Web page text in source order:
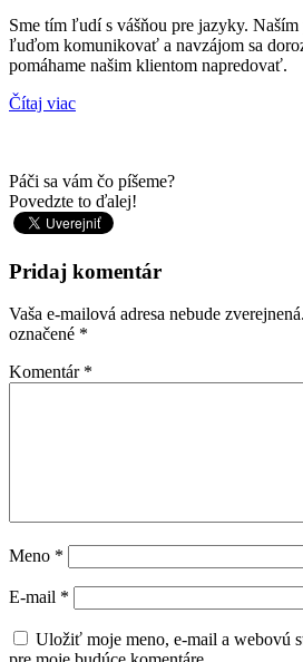
Sme tím ľudí s vášňou pre jazyky.
ľuďom komunikovať a navzájom sa
pomáhame našim klientom napredovať.
Čítaj viac
Páči sa vám čo píšeme?
Povedzte to ďalej!
Pridaj komentár
Vaša e-mailová adresa nebude zverejnená.
označené *
Komentár *
Meno *
E-mail *
Uložiť moje meno, e-mail a webovú